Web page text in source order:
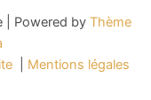
| Powered by Thème
Mentions légales